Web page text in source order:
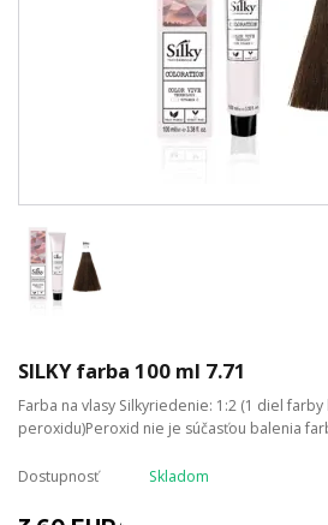
SILKY farba 100 ml 7.71
Farba na vlasy Silkyriedenie: 1:2 (1 diel
peroxidu)Peroxid nie je súčasťou balenia
Dostupnosť Skladom